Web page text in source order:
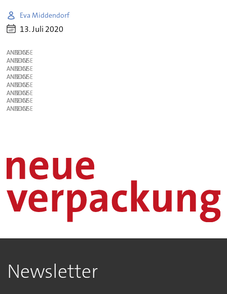
Eva Middendorf
13. Juli 2020
ANZEIGE
ANZEIGE
ANZEIGE
ANZEIGE
ANZEIGE
ANZEIGE
ANZEIGE
ANZEIGE
Newsletter